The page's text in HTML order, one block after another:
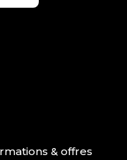
& offres